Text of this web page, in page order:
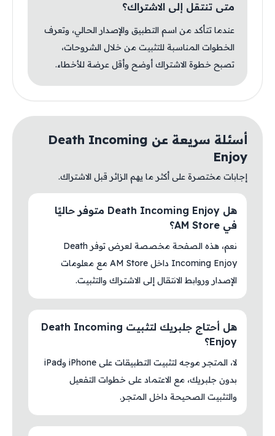
متى تنتقل إلى الاشتراك؟
عندما تتأكد من اسم التطبيق والإصدار الحالي، وتعرف
الخطوات المناسبة للتثبيت من خلال الشروحات،
تصبح خطوة الاشتراك أوضح وأقل عرضة للأخطاء.
أسئلة سريعة عن Death Incoming
Enjoy
إجابات مختصرة على أكثر ما يهم الزائر قبل الاشتراك.
هل Death Incoming Enjoy متوفر حاليًا
في AM Store؟
نعم، هذه الصفحة مخصصة لعرض توفر Death
Incoming Enjoy داخل AM Store مع معلومات
الإصدار وروابط الانتقال إلى الاشتراك والتثبيت.
هل أحتاج جلبريك لتثبيت Death Incoming
Enjoy؟
لا، المتجر موجه لتثبيت التطبيقات على iPhone وiPad
بدون جلبريك، مع الاعتماد على خطوات التفعيل
والتثبيت الصحيحة داخل المتجر.